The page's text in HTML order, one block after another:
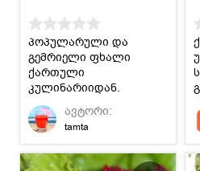
პოპულარული და
გემრიელი ფხალი
ქართული
კულინარიიდან.
ავტორი:
tamta